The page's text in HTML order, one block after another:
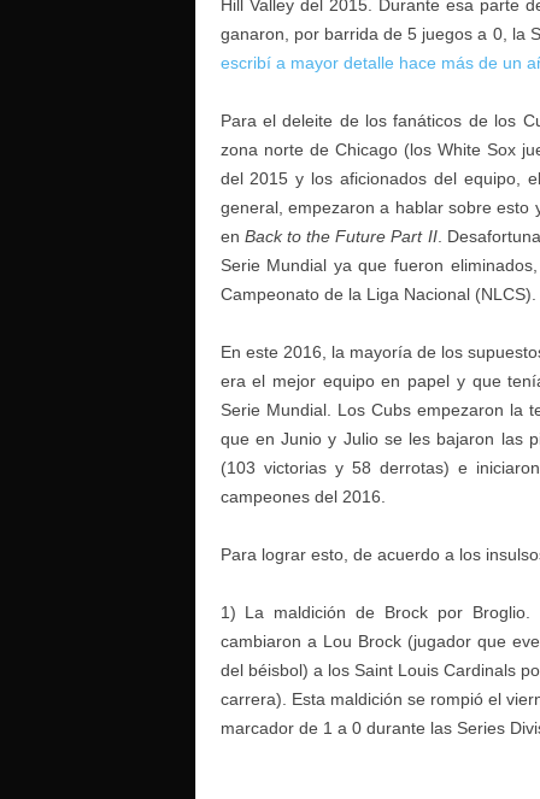
Hill Valley del 2015. Durante esa parte
ganaron, por barrida de 5 juegos a 0, la
escribí a mayor detalle hace más de un
Para el deleite de los fanáticos de los
zona norte de Chicago (los White Sox
del 2015 y los aficionados del equipo,
general, empezaron a hablar sobre esto
en Back to the Future Part II.
Serie Mundial ya que fueron
Campeonato de la Liga Nacional (NLCS).
En este 2016, la mayoría de los
era el mejor equipo en papel y que
Serie Mundial. Los Cubs empezaron la
que en Junio y Julio se les bajaron las
(103 victorias y 58 derrotas) e
campeones del 2016.
Para lograr esto, de acuerdo a los
1) La maldición de Brock por
cambiaron a Lou Brock (jugador que
del béisbol) a los Saint Louis Cardinals
carrera). Esta maldición se rompió el
marcador de 1 a 0 durante las Series